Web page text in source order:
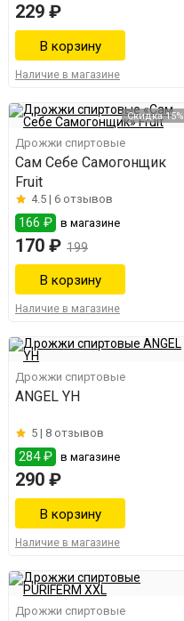
229 ₽
Наличие в магазине
Скидка 15%
Дрожжи спиртовые
Сам Себе Самогонщик
Fruit
4.5 | 6 отзывов
166 ₽ в магазине
170 ₽ 199
Наличие в магазине
Дрожжи спиртовые
ANGEL YH
5 | 8 отзывов
284 ₽ в магазине
290 ₽
Наличие в магазине
Дрожжи спиртовые